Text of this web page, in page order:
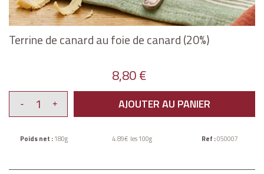
Terrine de canard au foie de canard (20%)
8,80 €
AJOUTER AU PANIER
Poids net :180g 4.89€ les 100g Ref :050007